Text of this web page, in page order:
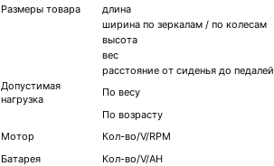
Размеры товара
длина
ширина по зеркалам / по колесам
высота
вес
расстояние от сиденья до педалей
Допустимая
нагрузка
По весу
По возрасту
Мотор
Кол-во/V/RPM
Батарея
Кол-во/V/AH